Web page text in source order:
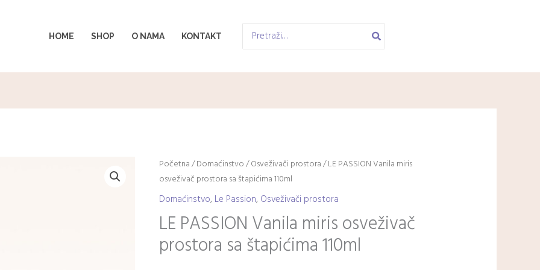
HOME SHOP O NAMA KONTAKT
Search
Početna/Domaćinstvo/Osveživači prostora/ LE PASSION Vanila miris
osveživač prostora sa štapićima 110ml
Domaćinstvo, Le Passion, Osveživači prostora
LE PASSION Vanila miris osveživač
prostora sa štapićima 110ml
LE
PASSION
Vanila
miris
osveživač
prostora